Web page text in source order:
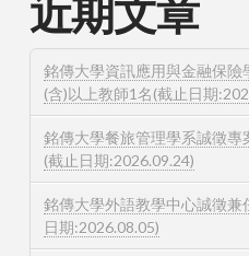
近期文章
銘傳大學資訊應用與金融保
(含)以上教師1名(截止日期
銘傳大學餐旅管理學系誠徵專
(截止日期:2026.09.24)
銘傳大學外語教學中心誠徵兼
日期:2026.08.05)